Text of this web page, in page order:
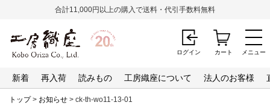
メニュー
合計11,000円以上の購入で送料・代引手数料無料
新着 再入荷 読みもの 工房織座について 法人のお客様
ログイン カート
トップ> お知らせ > ck-th-wo11-13-01